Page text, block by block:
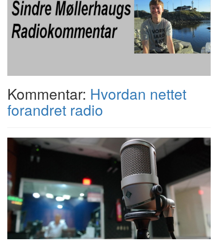
Kommentar: Hvordan nettet
forandret radio